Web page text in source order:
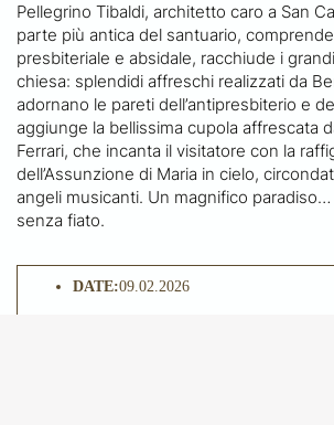
Pellegrino Tibaldi, architetto caro a San
parte più antica del santuario,
presbiteriale e absidale, racchiude i
chiesa: splendidi affreschi realizzati da
adornano le pareti dell’antipresbiterio e
aggiunge la bellissima cupola affrescata
Ferrari, che incanta il visitatore con la
dell’Assunzione di Maria in cielo,
angeli musicanti. Un magnifico
senza fiato.
DATE:09.02.2026